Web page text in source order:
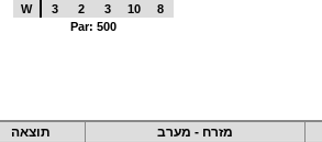
W
3 2 3 10
8
Par: 500
מזרח - מערב תוצאה